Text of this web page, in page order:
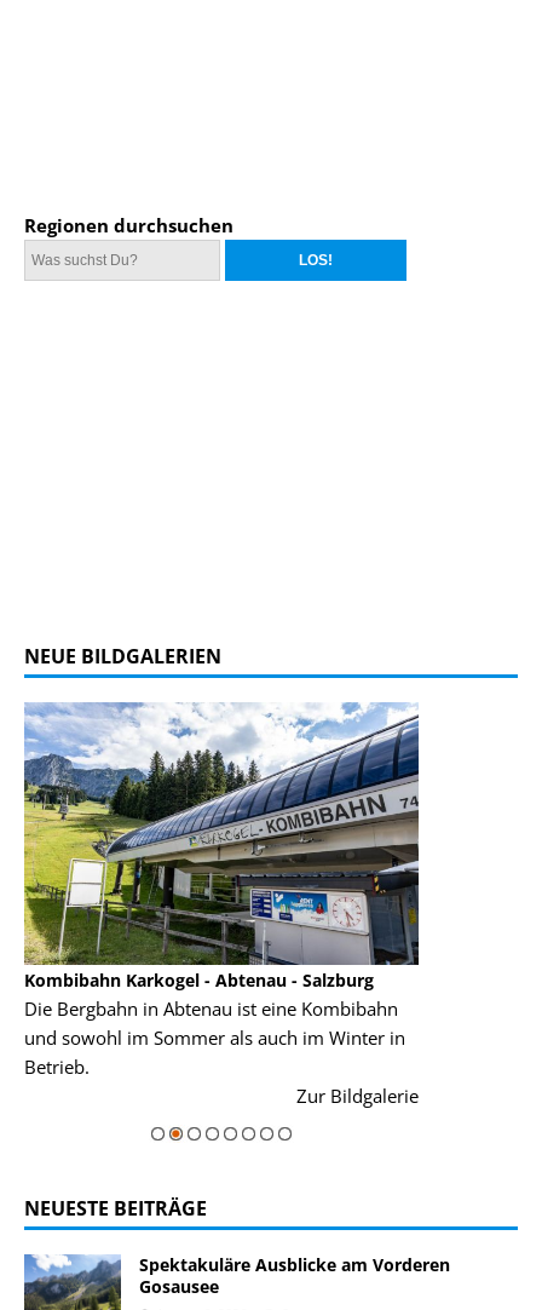
Regionen durchsuchen
NEUE BILDGALERIEN
Kombibahn Karkogel - Abtenau - Salzburg
Die Bergbahn in Abtenau ist eine Kombibahn
und sowohl im Sommer als auch im Winter in
Betrieb.
Zur Bildgalerie
NEUESTE BEITRÄGE
Spektakuläre Ausblicke am Vorderen
Gosausee